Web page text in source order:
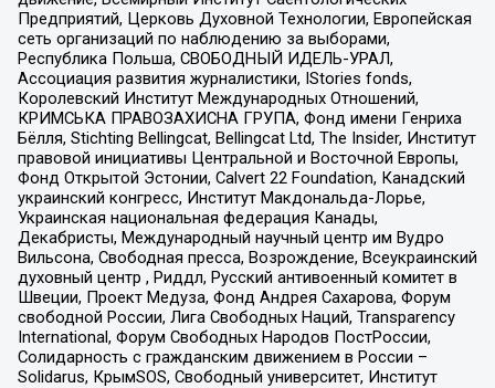
Предприятий, Церковь Духовной Технологии, Европейская
сеть организаций по наблюдению за выборами,
Республика Польша, СВОБОДНЫЙ ИДЕЛЬ-УРАЛ,
Ассоциация развития журналистики, IStories fonds,
Королевский Институт Международных Отношений,
КРИМСЬКА ПРАВОЗАХИСНА ГРУПА, Фонд имени Генриха
Бёлля, Stichting Bellingcat, Bellingcat Ltd, The Insider, Институт
правовой инициативы Центральной и Восточной Европы,
Фонд Открытой Эстонии, Calvert 22 Foundation, Канадский
украинский конгресс, Институт Макдональда-Лорье,
Украинская национальная федерация Канады,
Декабристы, Международный научный центр им Вудро
Вильсона, Свободная пресса, Возрождение, Всеукраинский
духовный центр , Риддл, Русский антивоенный комитет в
Швеции, Проект Медуза, Фонд Андрея Сахарова, Форум
свободной России, Лига Свободных Наций, Transparеncy
International, Форум Свободных Народов ПостРоссии,
Солидарность с гражданским движением в России –
Solidarus, КрымSOS, Свободный университет, Институт